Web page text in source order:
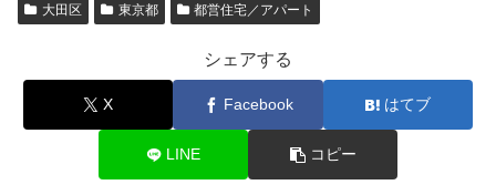
大田区 東京都 都営住宅／アパート
シェアする
X Facebook はてブ
LINE コピー